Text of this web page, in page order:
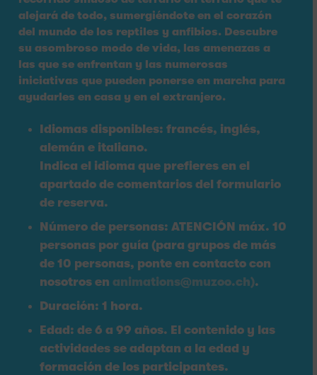
alejará de todo, sumergiéndote en el corazón
del mundo de los reptiles y anfibios. Descubre
su asombroso modo de vida, las amenazas a
las que se enfrentan y las numerosas
iniciativas que pueden ponerse en marcha para
ayudarles en casa y en el extranjero.
Idiomas disponibles: francés, inglés,
alemán e italiano.
Indica el idioma que prefieres en el
apartado de comentarios del formulario
de reserva.
Número de personas: ATENCIÓN máx. 10
personas por guía (para grupos de más
de 10 personas, ponte en contacto con
nosotros en animations@muzoo.ch).
Duración: 1 hora.
Edad: de 6 a 99 años. El contenido y las
actividades se adaptan a la edad y
formación de los participantes.